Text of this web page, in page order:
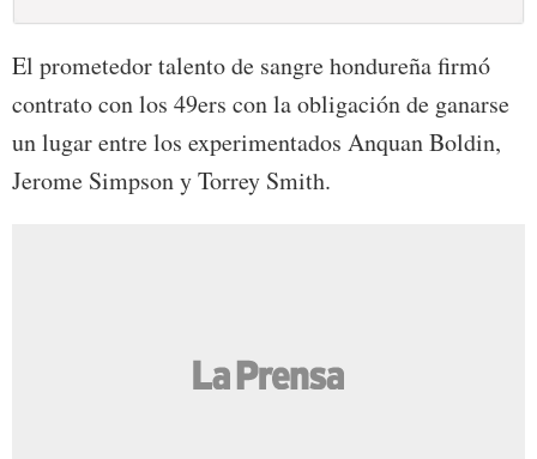
El prometedor talento de sangre hondureña firmó
contrato con los 49ers con la obligación de ganarse
un lugar entre los experimentados Anquan Boldin,
Jerome Simpson y Torrey Smith.